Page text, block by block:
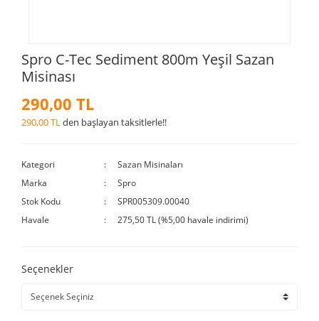
Spro C-Tec Sediment 800m Yeşil Sazan
Misinası
290,00 TL
290,00 TLden başlayan taksitlerle!!
Kategori
Sazan Misinaları
Marka
Spro
Stok Kodu
SPR005309.00040
Havale
275,50 TL (%5,00 havale indirimi)
Seçenekler